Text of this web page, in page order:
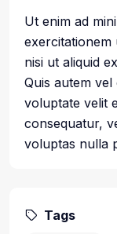
Ut enim ad
exercitationem
nisi ut aliquid
Quis autem
voluptate velit
consequatur,
voluptas nulla
Tags